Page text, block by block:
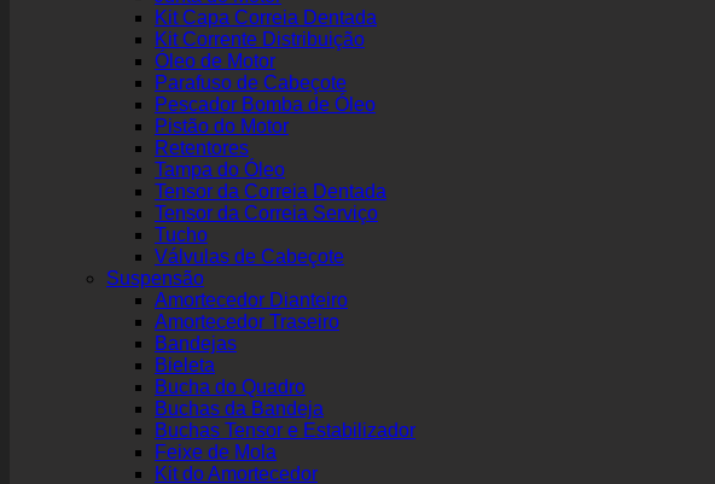
Kit Capa Correia Dentada
Kit Corrente Distribuição
Óleo de Motor
Parafuso de Cabeçote
Pescador Bomba de Óleo
Pistão do Motor
Retentores
Tampa do Óleo
Tensor da Correia Dentada
Tensor da Correia Serviço
Tucho
Válvulas de Cabeçote
Suspensão
Amortecedor Dianteiro
Amortecedor Traseiro
Bandejas
Bieleta
Bucha do Quadro
Buchas da Bandeja
Buchas Tensor e Estabilizador
Feixe de Mola
Kit do Amortecedor